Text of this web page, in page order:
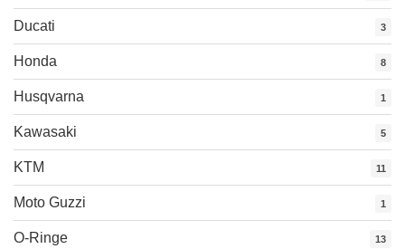
Ducati 3
Honda 8
Husqvarna 1
Kawasaki 5
KTM 11
Moto Guzzi 1
O-Ringe 13